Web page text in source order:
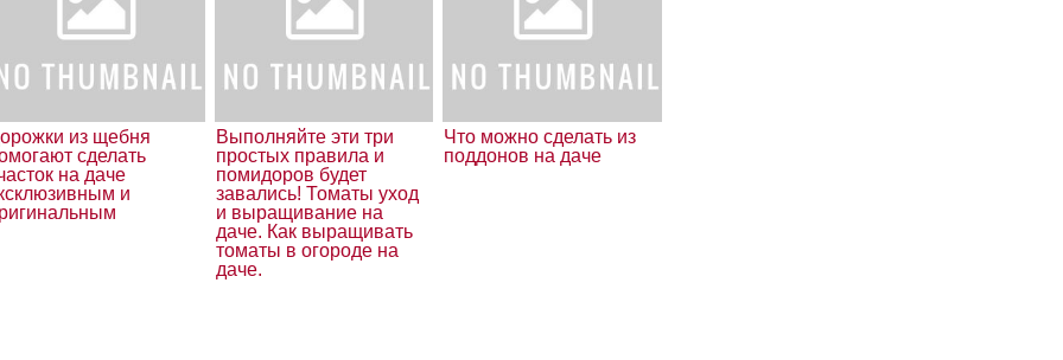
из щебня
сделать
на даче
и
Выполняйте эти три
простых правила и
помидоров будет
завались! Томаты уход
и выращивание на
даче. Как выращивать
томаты в огороде на
даче.
Что можно сделать из
поддонов на даче